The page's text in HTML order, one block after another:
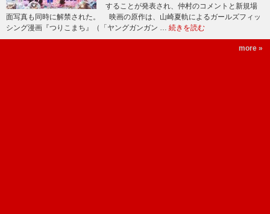
することが発表され、仲村のコメントと新規場
面写真も同時に解禁された。 映画の原作は、山崎夏軌によるガールズフィッ
シング漫画『つりこまち』（「ヤングガンガン … 続きを読む
more »